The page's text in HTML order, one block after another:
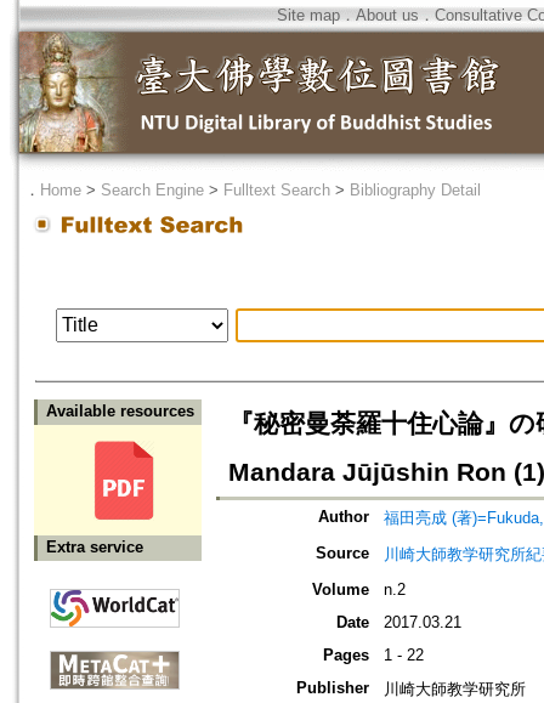
Site map．About us ． Consultative
． Home > Search Engine > Fulltext Search > Bibliography Detail
Available resources
Extra service
『秘密曼荼羅十住心論』
Mandara Jūjūshin Ron
Author
福田亮成 (著
Source
川崎大師教学研究所
Volume
n.2
Date
2017.03.21
Pages
1 - 22
Publisher
川崎大師教学研究所